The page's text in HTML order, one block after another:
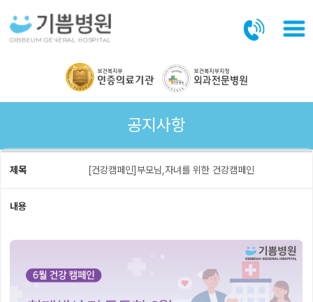
공지사항
제목 [건강캠페인]부모님,자녀를 위한 건강캠페인
내용